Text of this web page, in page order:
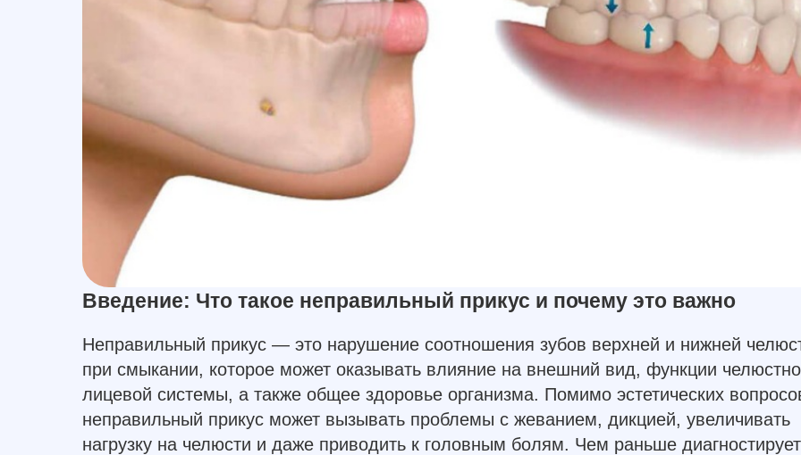
Введение: Что такое неправильный прикус и почему это важно
Неправильный прикус — это нарушение соотношения зубов верхней и нижней
при смыкании, которое может оказывать влияние на внешний вид, функции
лицевой системы, а также общее здоровье организма. Помимо эстетических
неправильный прикус может вызывать проблемы с жеванием, дикцией, увеличивать
нагрузку на челюсти и даже приводить к головным болям. Чем раньше